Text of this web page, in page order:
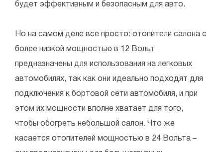
будет эффективным и безопасным для авто.
Но на самом деле все просто: отопители салона с
более низкой мощностью в 12 Вольт
предназначены для использования на легковых
автомобилях, так как они идеально подходят для
подключения к бортовой сети автомобиля, и при
этом их мощности вполне хватает для того,
чтобы обогреть небольшой салон. Что же
касается отопителей мощностью в 24 Вольта –